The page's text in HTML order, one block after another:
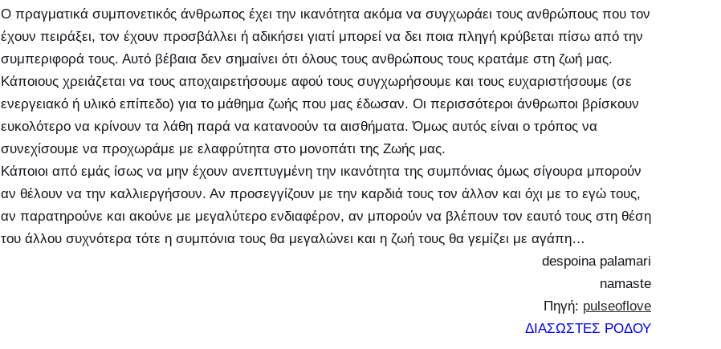
Ο πραγματικά συμπονετικός άνθρωπος έχει την ικανότητα ακόμα να συγχωράει τους ανθρώπους που τον
έχουν πειράξει, τον έχουν προσβάλλει ή αδικήσει γιατί μπορεί να δει ποια πληγή κρύβεται πίσω από την
συμπεριφορά τους. Αυτό βέβαια δεν σημαίνει ότι όλους τους ανθρώπους τους κρατάμε στη ζωή μας.
Κάποιους χρειάζεται να τους αποχαιρετήσουμε αφού τους συγχωρήσουμε και τους ευχαριστήσουμε (σε
ενεργειακό ή υλικό επίπεδο) για το μάθημα ζωής που μας έδωσαν. Οι περισσότεροι άνθρωποι βρίσκουν
ευκολότερο να κρίνουν τα λάθη παρά να κατανοούν τα αισθήματα. Όμως αυτός είναι ο τρόπος να
συνεχίσουμε να προχωράμε με ελαφρύτητα στο μονοπάτι της Ζωής μας.
Κάποιοι από εμάς ίσως να μην έχουν ανεπτυγμένη την ικανότητα της συμπόνιας όμως σίγουρα μπορούν
αν θέλουν να την καλλιεργήσουν. Αν προσεγγίζουν με την καρδιά τους τον άλλον και όχι με το εγώ τους,
αν παρατηρούνε και ακούνε με μεγαλύτερο ενδιαφέρον, αν μπορούν να βλέπουν τον εαυτό τους στη θέση
του άλλου συχνότερα τότε η συμπόνια τους θα μεγαλώνει και η ζωή τους θα γεμίζει με αγάπη…
despoina palamari
namaste
Πηγή: pulseoflove
ΔΙΑΣΩΣΤΕΣ ΡΟΔΟΥ